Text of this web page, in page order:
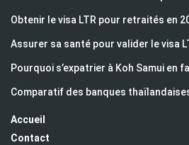
Obtenir le visa LTR pour retraités en
Assurer sa santé pour valider le visa
Pourquoi s’expatrier à Koh Samui en
Comparatif des banques
Accueil
Contact